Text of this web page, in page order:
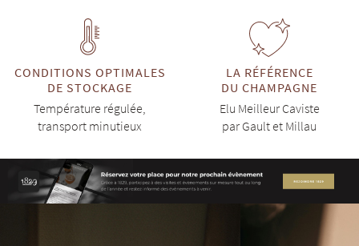
CONDITIONS OPTIMALES
DE STOCKAGE
Température régulée,
transport minutieux
LA RÉFÉRENCE
DU CHAMPAGNE
Elu Meilleur Caviste
par Gault et Millau